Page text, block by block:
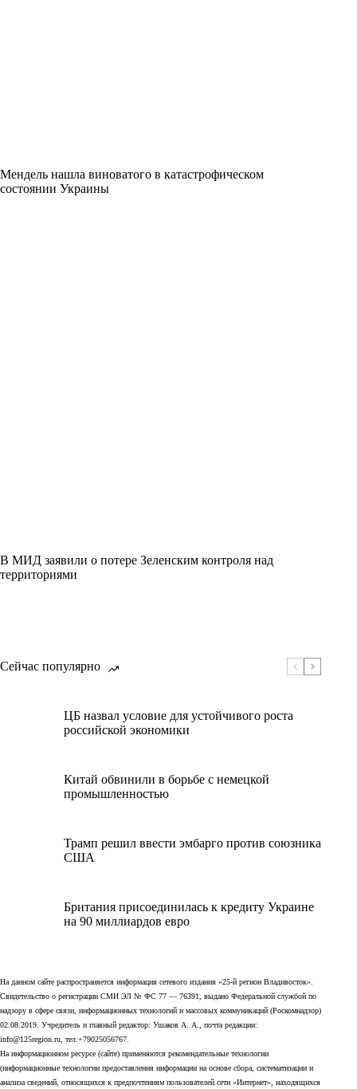
Мендель нашла виноватого в катастрофическом
состоянии Украины
В МИД заявили о потере Зеленским контроля над
территориями
Сейчас популярно
ЦБ назвал условие для устойчивого роста
российской экономики
Китай обвинили в борьбе с немецкой
промышленностью
Трамп решил ввести эмбарго против союзника
США
Британия присоединилась к кредиту Украине
на 90 миллиардов евро
На данном сайте распространяется информация сетевого издания «25-й регион Владивосток».
Свидетельство о регистрации СМИ ЭЛ № ФС 77 — 76391, выдано Федеральной службой по
надзору в сфере связи, информационных технологий и массовых коммуникаций (Роскомнадзор)
02.08.2019. Учредитель и главный редактор: Ушаков А. А., почта редакции:
info@125region.ru, тел.+79025056767.
На информационном ресурсе (сайте) применяются рекомендательные технологии
(информационные технологии предоставления информации на основе сбора, систематизации и
анализа сведений, относящихся к предпочтениям пользователей сети «Интернет», находящихся